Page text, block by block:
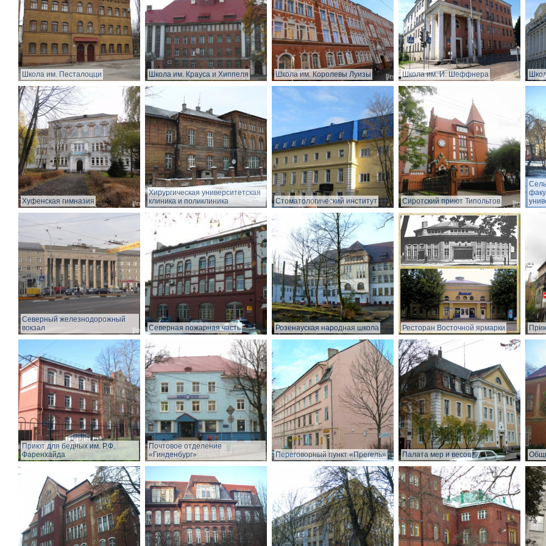
Школа им. Песталоцци Школа им. Крауса и Хиппеля Школа им. Королевы Луизы Школа им. И. Шеффнера
Хуфенская гимназия
Хирургическая университетская
клиника и поликлиника
Стоматологический институт Сиротский приют Типольтов
Северный железнодорожный
вокзал
Северная пожарная часть Розенауская народная школа Ресторан Восточной ярмарки
Приют для бедных им. Р.Ф.
Фаренхайда
Почтовое отделение
«Гинденбург»
Переговорный пункт «Прегель» Палата мер и весов